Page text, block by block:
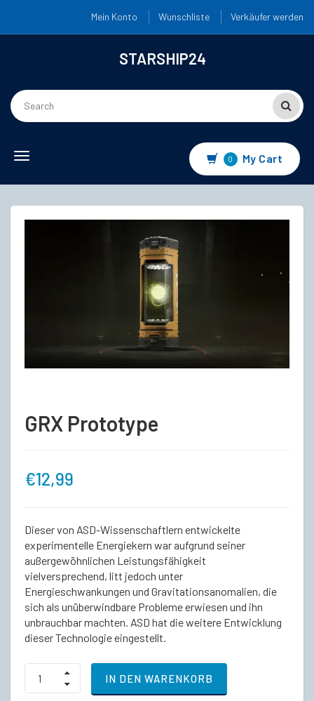
Mein Konto Wunschliste Verkäufer werden
STARSHIP24
Toggle
0 My Cart
GRX Prototype
€12,99
Dieser von ASD-Wissenschaftlern entwickelte
experimentelle Energiekern war aufgrund seiner
außergewöhnlichen Leistungsfähigkeit
vielversprechend, litt jedoch unter
Energieschwankungen und Gravitationsanomalien, die
sich als unüberwindbare Probleme erwiesen und ihn
unbrauchbar machten. ASD hat die weitere Entwicklung
dieser Technologie eingestellt.
GRX
Prototype
quantity
IN DEN WARENKORB